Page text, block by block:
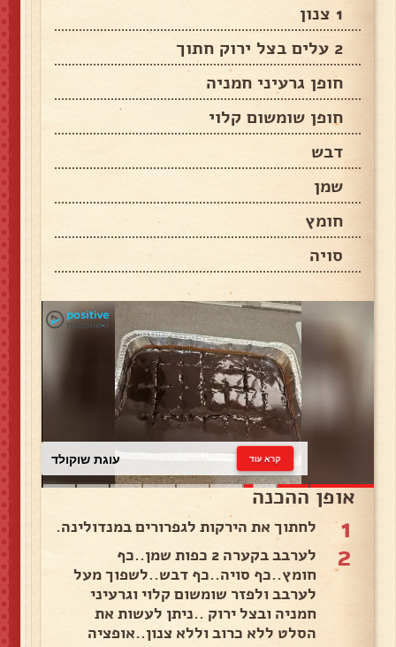
1 צנון
2 עלים בצל ירוק חתוך
חופן גרעיני חמניה
חופן שומשום קלוי
דבש
שמן
חומץ
סויה
עוגת שוקולד קרא עוד
אופן ההכנה
1 לחתוך את הירקות לגפרורים במנדולינה.
2
לערבב בקערה 2 כפות שמן..כף
חומץ..כף סויה..כף דבש..לשפוך מעל
לערבב ולפזר שומשום קלוי וגרעיני
חמניה ובצל ירוק ..ניתן לעשות את
הסלט ללא כרוב וללא צנון..אופציה